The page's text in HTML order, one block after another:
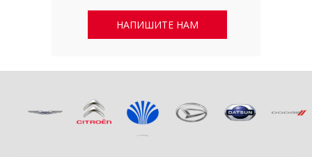
НАПИШИТЕ НАМ